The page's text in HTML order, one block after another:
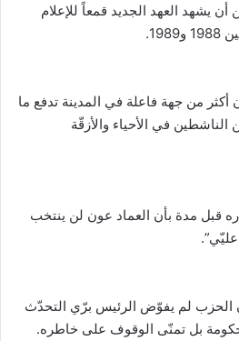
يشهد العهد الجديد قمعاً للإعلام
من جهة فاعلة في المدينة تدفع ما
لعدد من الناشطين في الأحياء والأزقّة
قبل مدة بأن العماد عون لن ينتخب
الحزب لم يفوّض الرئيس برّي التحدّث
بل تمنّى الوقوف على خاطره.